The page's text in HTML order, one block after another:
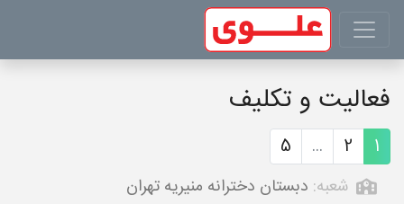
فعالیت و تکلیف
1
2
...
5
شعبه: دبستان دخترانه منیریه تهران